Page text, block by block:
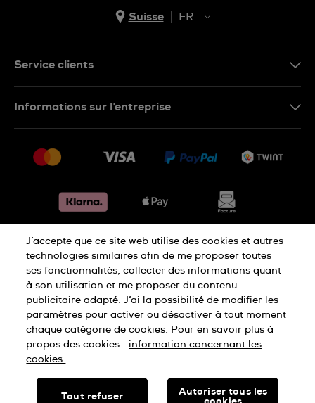
Suisse
FR
IT
Service clients
Retours
Conditions de vente
Informations sur l'entreprise
Jobs
Déclaration de confidentialité
Déclaration concernant les cookies
Conditions d'utilisation Mentions légales
SWISS MADE
J’accepte que ce site web utilise des cookies et autres
technologies similaires afin de me proposer toutes
ses fonctionnalités, collecter des informations quant
à son utilisation et me proposer du contenu
publicitaire adapté. J’ai la possibilité de modifier les
paramètres pour activer ou désactiver à tout moment
chaque catégorie de cookies. Pour en savoir plus à
propos des cookies : information concernant les
cookies.
Tout refuser
Autoriser tous les